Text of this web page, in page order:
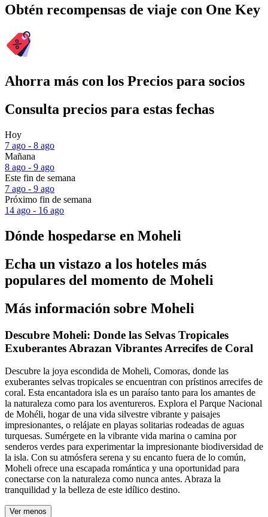
Obtén recompensas de viaje con One Key
Ahorra más con los Precios para socios
Consulta precios para estas fechas
Hoy
7 ago - 8 ago
Mañana
8 ago - 9 ago
Este fin de semana
7 ago - 9 ago
Próximo fin de semana
14 ago - 16 ago
Dónde hospedarse en Moheli
Echa un vistazo a los hoteles más
populares del momento de Moheli
Más información sobre Moheli
Descubre Moheli: Donde las Selvas Tropicales
Exuberantes Abrazan Vibrantes Arrecifes de Coral
Descubre la joya escondida de Moheli, Comoras, donde las
exuberantes selvas tropicales se encuentran con prístinos arrecifes de
coral. Esta encantadora isla es un paraíso tanto para los amantes de
la naturaleza como para los aventureros. Explora el Parque Nacional
de Mohéli, hogar de una vida silvestre vibrante y paisajes
impresionantes, o relájate en playas solitarias rodeadas de aguas
turquesas. Sumérgete en la vibrante vida marina o camina por
senderos verdes para experimentar la impresionante biodiversidad de
la isla. Con su atmósfera serena y su encanto fuera de lo común,
Moheli ofrece una escapada romántica y una oportunidad para
conectarse con la naturaleza como nunca antes. Abraza la
tranquilidad y la belleza de este idílico destino.
Ver menos